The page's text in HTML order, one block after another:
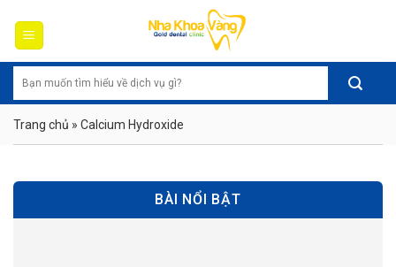
content
Trang chủ » Calcium Hydroxide
BÀI NỔI BẬT